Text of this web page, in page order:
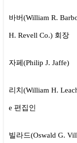
바버(William R.
H. Revell Co.) 회장
자페(Philip J.
리치(William H.
e 편집인
빌라드(Oswald